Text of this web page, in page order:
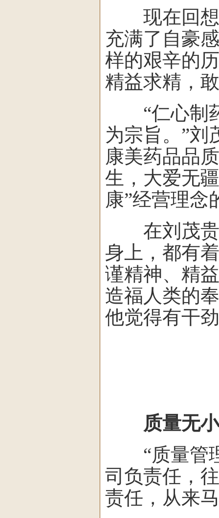
现在回想
充满了自豪
样的艰辛的
精益求精，
“仁心制药
为宗旨。”刘
康美药品品
生，大爱无
康”经营理念
在刘茂贵
身上，都有
谨精神、精
造福人类的
他觉得有干
质量无
“质量管理
司负责任，
责任，从来